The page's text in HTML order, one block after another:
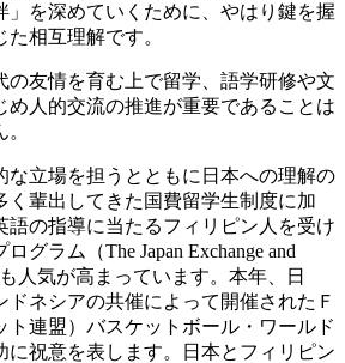
」を深めていくために、やはり鍵を握
相互理解です。
友情を育む上で留学、語学研修や文
め人的交流の推進が重要であることは
立場を担うとともに日本への理解の
く輩出してきた国費留学生制度に加
語の指導に当たるフィリピン人を受け
グラム（The Japan Exchange and
も人気が高まっています。本年、日
ドネシアの共催によって開催されたＦ
ト連盟）バスケットボール・ワールド
に祝意を表します。日本とフィリピン